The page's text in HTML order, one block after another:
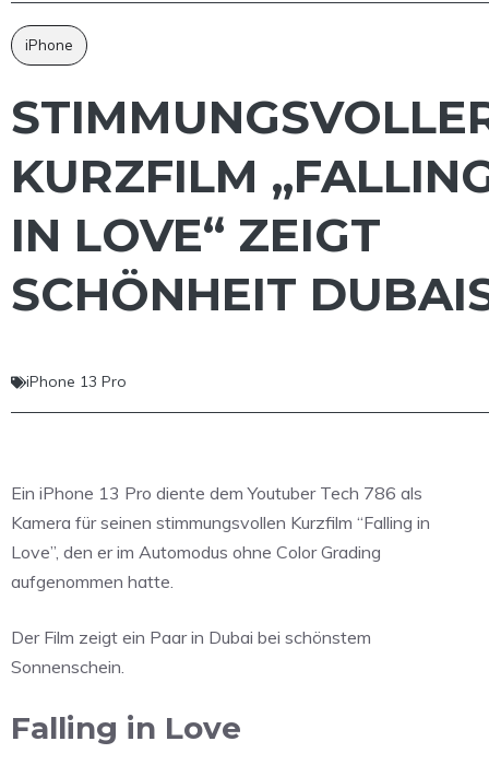
iPhone
KURZFILM
IN LOVE“ ZEIGT
SCHÖNHEIT
iPhone 13 Pro
Ein iPhone 13 Pro diente dem Youtuber Tech 786 als
Kamera für seinen stimmungsvollen Kurzfilm “Falling in
Love”, den er im Automodus ohne Color Grading
aufgenommen hatte.
Der Film zeigt ein Paar in Dubai bei schönstem
Sonnenschein.
Falling in Love